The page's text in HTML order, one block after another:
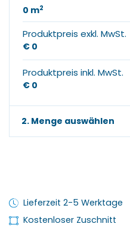
0 m2
Produktpreis exkl. MwSt.
€ 0
Produktpreis inkl. MwSt.
€ 0
2. Menge auswählen
Lieferzeit 2-5 Werktage
Kostenloser Zuschnitt